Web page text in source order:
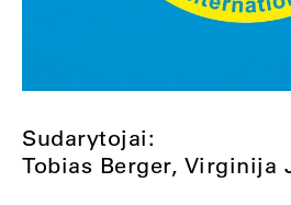
Sudarytojai:
Tobias Berger, Virginija